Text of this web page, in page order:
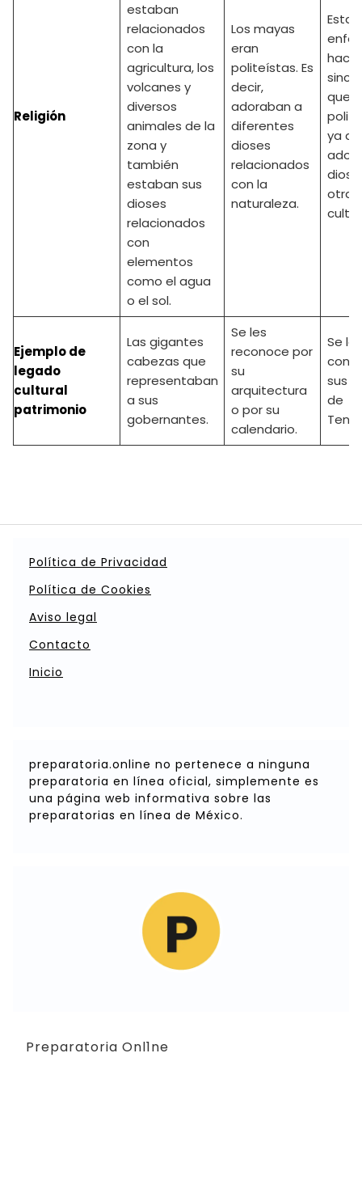
Religión
estaban
relacionados
con la
agricultura, los
volcanes y
diversos
animales de la
zona y
también
estaban sus
dioses
relacionados
con
elementos
como el agua
o el sol.
Los mayas
eran
politeístas. Es
decir,
adoraban a
diferentes
dioses
relacionados
con la
naturaleza.
que
ya
otras
Ejemplo de
legado
cultural
patrimonio
Las gigantes
cabezas que
representaban
a sus
gobernantes.
Se les
reconoce por
su
arquitectura
o por su
calendario.
Se les
sus
de
Política de Privacidad
Política de Cookies
Aviso legal
Contacto
Inicio
preparatoria.online no pertenece a ninguna
preparatoria en línea oficial, simplemente es
una página web informativa sobre las
preparatorias en línea de México.
Preparatoria Onl1ne